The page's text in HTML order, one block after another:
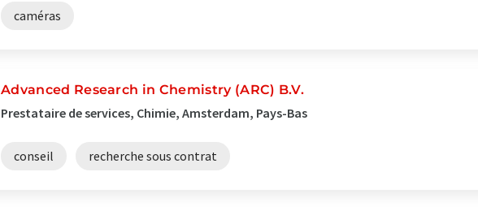
caméras
Advanced Research in Chemistry (ARC) B.V.
Prestataire de services, Chimie, Amsterdam, Pays-Bas
conseil recherche sous contrat